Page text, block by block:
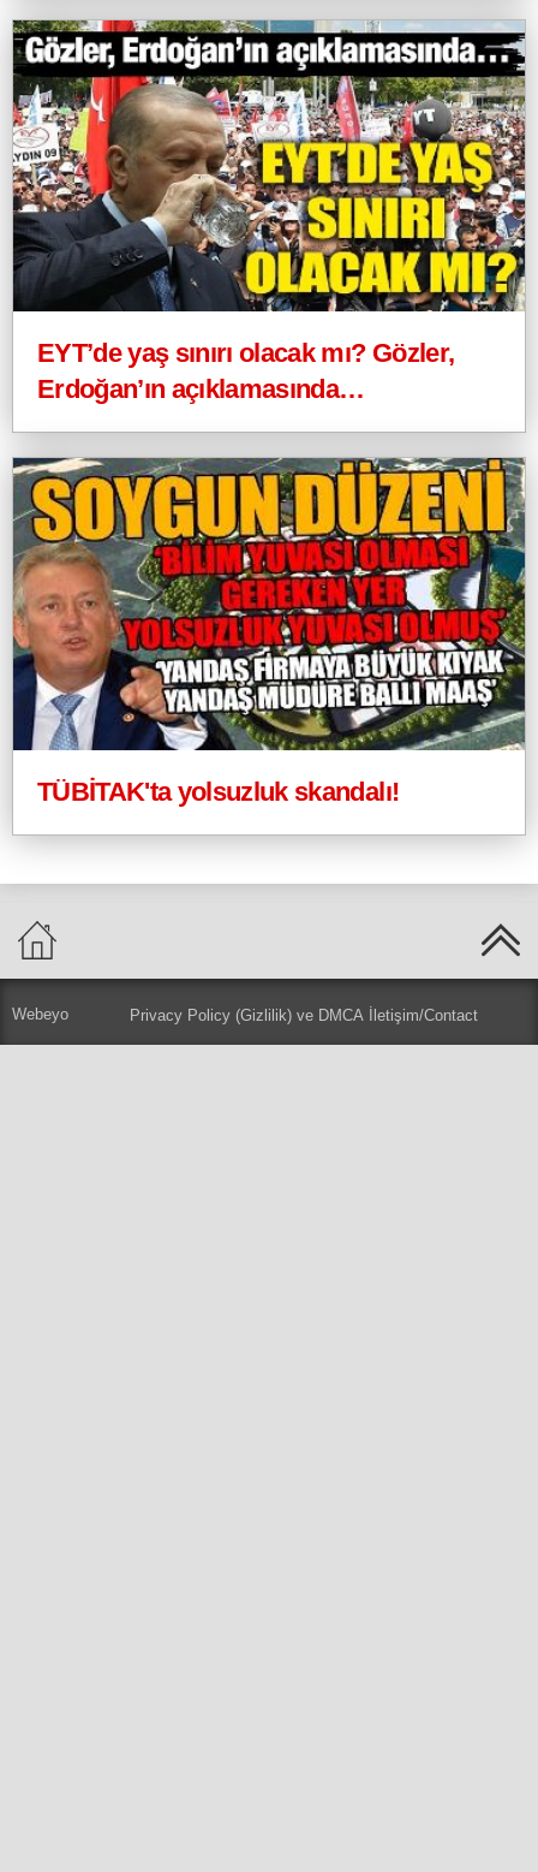
EYT’de yaş sınırı olacak mı? Gözler,
Erdoğan’ın açıklamasında…
TÜBİTAK'ta yolsuzluk skandalı!
Webeyo Privacy Policy (Gizlilik) ve DMCA İletişim/Contact